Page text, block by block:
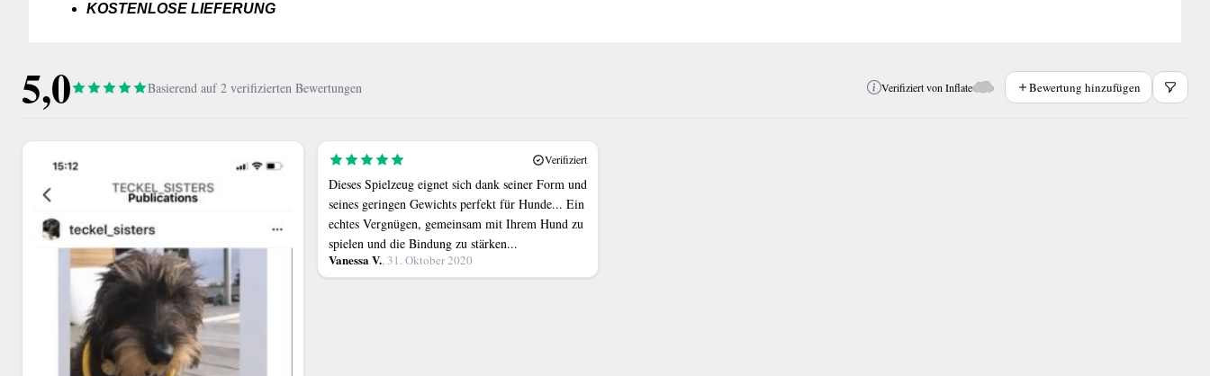
KOSTENLOSE LIEFERUNG
5,0 Basierend auf 2 verifizierten Bewertungen Verifiziert von Inflate Bewertung hinzufügen
Verifiziert
Dieses Spielzeug eignet sich dank seiner Form und
seines geringen Gewichts perfekt für Hunde... Ein
echtes Vergnügen, gemeinsam mit Ihrem Hund zu
spielen und die Bindung zu stärken...
Vanessa V., 31. Oktober 2020